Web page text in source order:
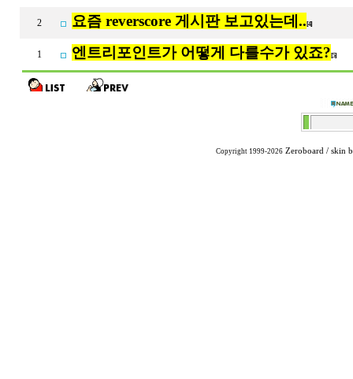
2 요즘 reverscore 게시판 보고있는데.. [4]
1 엔트리포인트가 어떻게 다를수가 있죠? [5]
Copyright 1999-2026 Zeroboard / skin